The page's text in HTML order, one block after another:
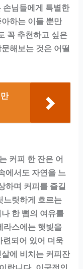
손님들에게 특별한
하는 이들 뿐만
꼭 추천하고 싶은
해보는 것은 어떨
커피 한 잔은 어
에서도 자연을 느
하며 커피를 즐길
느릿하게 흐르는
한 뼘의 여유를
라스에는 햇빛을
련되어 있어 더욱
에 비치는 커피잔